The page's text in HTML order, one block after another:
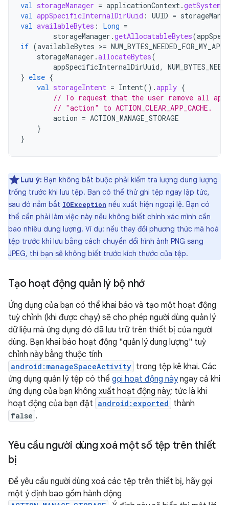
val storageManager = applicationContext.
val appSpecificInternalDirUuid : UUID =
val availableBytes : Long =
storageManager .getAllocatableBytes(
if (availableBytes >= NUM_BYTES_NEEDED_FOR_MY_APP
storageManager .allocateBytes(
appSpecificInternalDirUuid,
} else {
val storageIntent = Intent().apply {
// To request that the user remove all
// "action" to ACTION_CLEAR_APP_CACHE.
action = ACTION_MANAGE_STORAGE
}
}
Lưu ý: Bạn không bắt buộc phải kiểm tra lượng dung lượng
trống trước khi lưu tệp. Bạn có thể thử ghi tệp ngay lập tức,
sau đó nắm bắt IOException nếu xuất hiện ngoại lệ. Bạn có
thể cần phải làm việc này nếu không biết chính xác mình cần
bao nhiêu dung lượng. Ví dụ: nếu thay đổi phương thức mã hoá
tệp trước khi lưu bằng cách chuyển đổi hình ảnh PNG sang
JPEG, thì bạn sẽ không biết trước kích thước của tệp.
Tạo hoạt động quản lý bộ nhớ
Ứng dụng của bạn có thể khai báo và tạo một hoạt động
tuỳ chỉnh (khi được chạy) sẽ cho phép người dùng quản lý
dữ liệu mà ứng dụng đó đã lưu trữ trên thiết bị của người
dùng. Bạn khai báo hoạt động "quản lý dung lượng" tuỳ
chỉnh này bằng thuộc tính
android:manageSpaceActivity trong tệp kê khai. Các
ứng dụng quản lý tệp có thể gọi hoạt động nàyngay cả khi
ứng dụng của bạn không xuất hoạt động này; tức là khi
hoạt động của bạn đặt android:exported thành
false .
Yêu cầu người dùng xoá một số tệp trên thiết
bị
Để yêu cầu người dùng xoá các tệp trên thiết bị, hãy gọi
một ý định bao gồm hành động